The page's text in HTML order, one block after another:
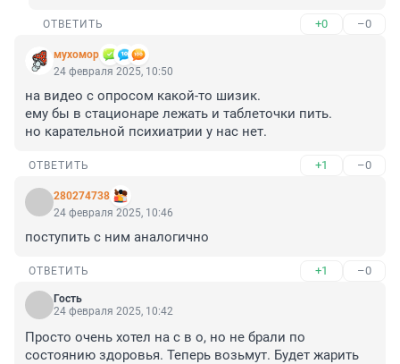
ОТВЕТИТЬ +0 –0
мухомор
24 февраля 2025, 10:50
на видео с опросом какой-то шизик.
ему бы в стационаре лежать и таблеточки пить.
но карательной психиатрии у нас нет.
ОТВЕТИТЬ +1 –0
280274738
24 февраля 2025, 10:46
поступить с ним аналогично
ОТВЕТИТЬ +1 –0
Гость
24 февраля 2025, 10:42
Просто очень хотел на с в о, но не брали по
состоянию здоровья. Теперь возьмут. Будет жарить